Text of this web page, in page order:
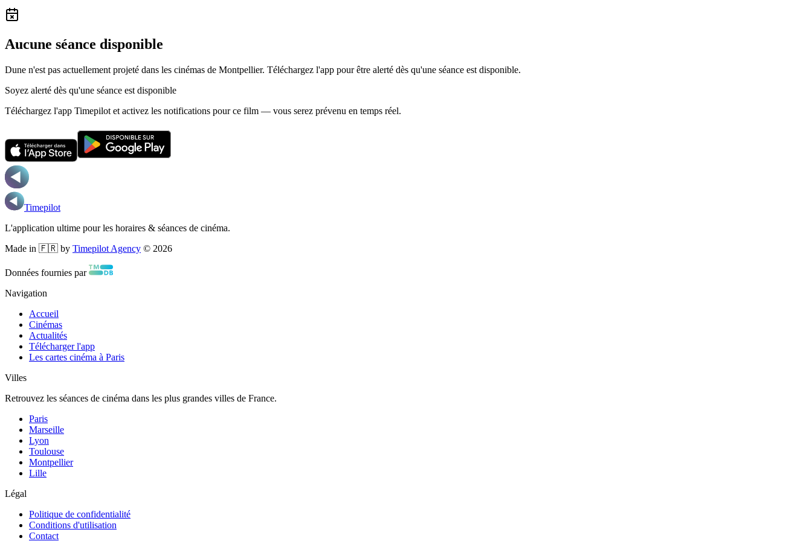
Aucune séance disponible
Dune n'est pas actuellement projeté dans les cinémas de Montpellier. Téléchargez l'app pour être alerté dès qu'une séance est disponible.
Soyez alerté dès qu'une séance est disponible
Téléchargez l'app Timepilot et activez les notifications pour ce film — vous serez prévenu en temps réel.
Timepilot
L'application ultime pour les horaires & séances de cinéma.
Made in 🇫🇷 by Timepilot Agency © 2026
Données fournies par
Navigation
Accueil
Cinémas
Actualités
Télécharger l'app
Les cartes cinéma à Paris
Villes
Retrouvez les séances de cinéma dans les plus grandes villes de France.
Paris
Marseille
Lyon
Toulouse
Montpellier
Lille
Légal
Politique de confidentialité
Conditions d'utilisation
Contact